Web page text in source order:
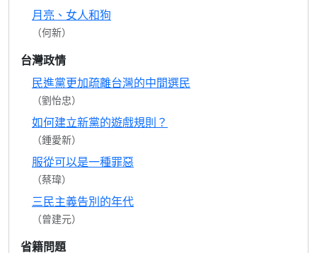
月亮、女人和狗
（何新）
台灣政情
民進黨更加疏離台灣的中間選民
（劉怡忠）
如何建立新黨的遊戲規則？
（鍾愛新）
服從可以是一種罪惡
（蔡瑋）
三民主義告別的年代
（曾建元）
省籍問題